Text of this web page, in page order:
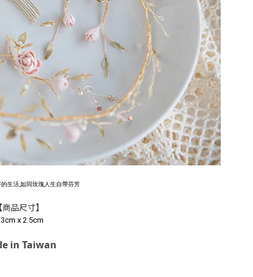
生活,如同玫瑰人生自帶芬芳
【商品尺寸】
x 2.5cm
in Taiwan